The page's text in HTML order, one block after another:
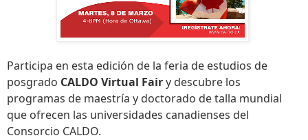
Participa en esta edición de la feria de estudios de
posgrado CALDO Virtual Fairy descubre los
programas de maestría y doctorado de talla mundial
que ofrecen las universidades canadienses del
Consorcio CALDO.